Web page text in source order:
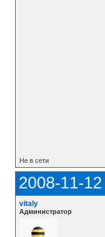
Не в сети
2008-11-
vitaly
Администратор